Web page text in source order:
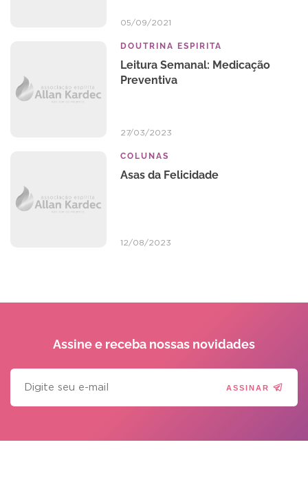
05/09/2021
DOUTRINA ESPIRITA
Leitura Semanal: Medicação
Preventiva
27/03/2023
COLUNAS
Asas da Felicidade
12/08/2023
Assine e receba nossas novidades
ASSINAR